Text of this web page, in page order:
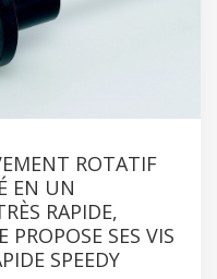
ROTATIF
EN UN
RAPIDE,
PROPOSE SES VIS
SPEEDY